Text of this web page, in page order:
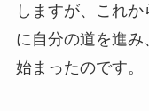
しますが、これ
に自分の道を進
始まったのです。